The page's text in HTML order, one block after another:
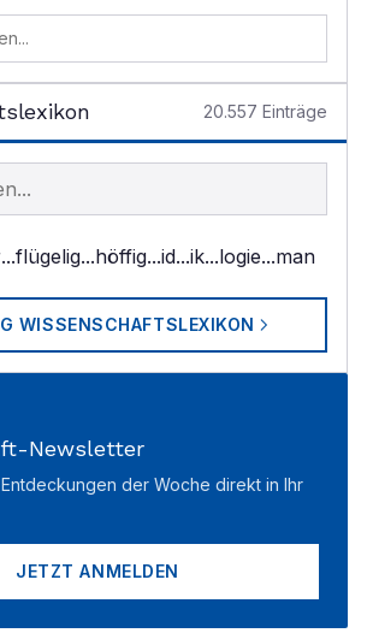
20.557 Einträge
suchen
...flügelig...höffig...id...ik...logie...man
WISSENSCHAFTSLEXIKON
Newsletter
der Woche direkt in Ihr
JETZT ANMELDEN